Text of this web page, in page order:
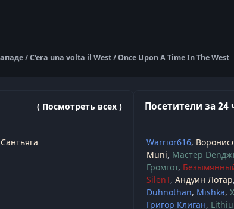
/ C'era una volta il West / Once Upon A Time In The West
( Посмотреть всех )
Сантьяга
Посетители за 24
Warrior616
Muni Мастер
Громгот
SilenT Андуин Лотар
Duhnothan Mishka
Григор Клиган